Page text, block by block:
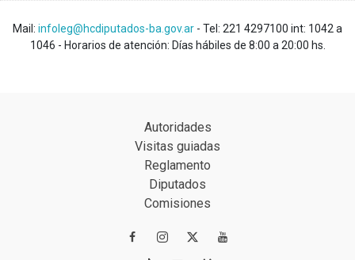
Mail: infoleg@hcdiputados-ba.gov.ar - Tel: 221 4297100 int: 1042 a
1046 - Horarios de atención: Días hábiles de 8:00 a 20:00 hs.
Autoridades
Visitas guiadas
Reglamento
Diputados
Comisiones
 